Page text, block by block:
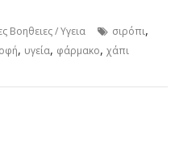
Βοηθειες / Υγεια σιρόπι,
, υγεία, φάρμακο,χάπι